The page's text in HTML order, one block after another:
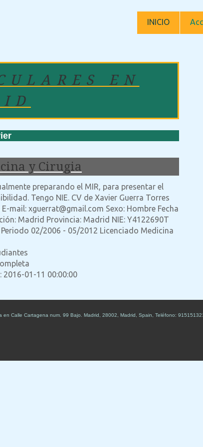
INICIO
EN
y Cirugia
preparando el MIR, para presentar el
Tengo NIE. CV de Xavier Guerra Torres
mail: xguerrat@gmail.com Sexo: Hombre Fecha
Madrid Provincia: Madrid NIE: Y4122690T
02/2006 - 05/2012 Licenciado Medicina
2016-01-11 00:00:00
en Calle Cartagena num. 99 Bajo Madrid 28002 Madrid Spain Teléfono: